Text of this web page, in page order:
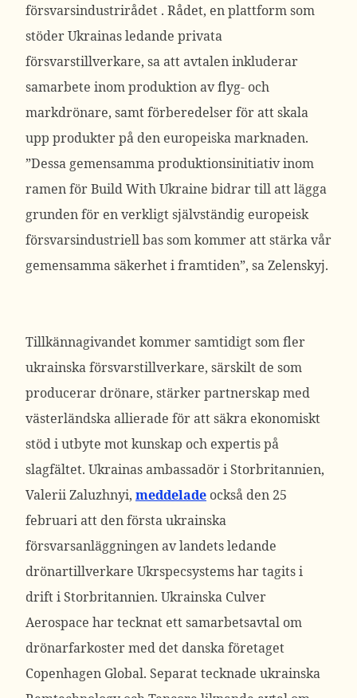
försvarsindustrirådet . Rådet, en plattform som
stöder Ukrainas ledande privata
försvarstillverkare, sa att avtalen inkluderar
samarbete inom produktion av flyg- och
markdrönare, samt förberedelser för att skala
upp produkter på den europeiska marknaden.
”Dessa gemensamma produktionsinitiativ inom
ramen för Build With Ukraine bidrar till att lägga
grunden för en verkligt självständig europeisk
försvarsindustriell bas som kommer att stärka vår
gemensamma säkerhet i framtiden”, sa Zelenskyj.
Tillkännagivandet kommer samtidigt som fler
ukrainska försvarstillverkare, särskilt de som
producerar drönare, stärker partnerskap med
västerländska allierade för att säkra ekonomiskt
stöd i utbyte mot kunskap och expertis på
slagfältet. Ukrainas ambassadör i Storbritannien,
Valerii Zaluzhnyi, meddelade också den 25
februari att den första ukrainska
försvarsanläggningen av landets ledande
drönartillverkare Ukrspecsystems har tagits i
drift i Storbritannien. Ukrainska Culver
Aerospace har tecknat ett samarbetsavtal om
drönarfarkoster med det danska företaget
Copenhagen Global. Separat tecknade ukrainska